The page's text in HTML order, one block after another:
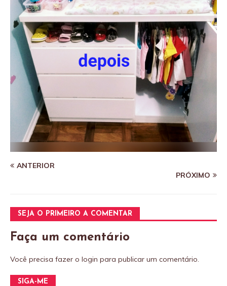
ANTERIOR
PRÓXIMO
SEJA O PRIMEIRO A COMENTAR
Faça um comentário
Você precisa fazer o login para publicar um comentário.
SIGA-ME